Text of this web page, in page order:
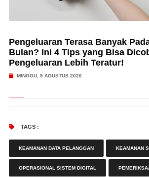
Pengeluaran Terasa Banyak
Bulan? Ini 4 Tips yang Bisa
Pengeluaran Lebih Teratur!
MINGGU, 9 AGUSTUS 2026
TAGS :
KEAMANAN DATA PELANGGAN KEAMANAN
OPERASIONAL SISTEM DIGITAL